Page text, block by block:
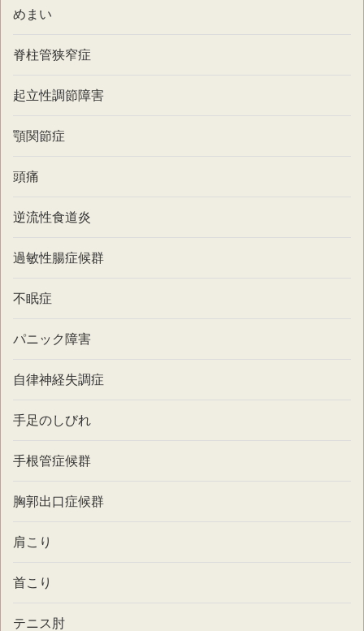
めまい
脊柱管狭窄症
起立性調節障害
顎関節症
頭痛
逆流性食道炎
過敏性腸症候群
不眠症
パニック障害
自律神経失調症
手足のしびれ
手根管症候群
胸郭出口症候群
肩こり
首こり
テニス肘